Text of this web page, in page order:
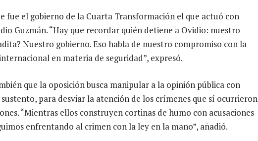
fue el gobierno de la Cuarta Transformación el que actuó con
Guzmán. “Hay que recordar quién detiene a Ovidio: nuestro
Nuestro gobierno. Eso habla de nuestro compromiso con la
en materia de seguridad”, expresó.
que la oposición busca manipular a la opinión pública con
para desviar la atención de los crímenes que sí ocurrieron
“Mientras ellos construyen cortinas de humo con acusaciones
enfrentando al crimen con la ley en la mano”, añadió.